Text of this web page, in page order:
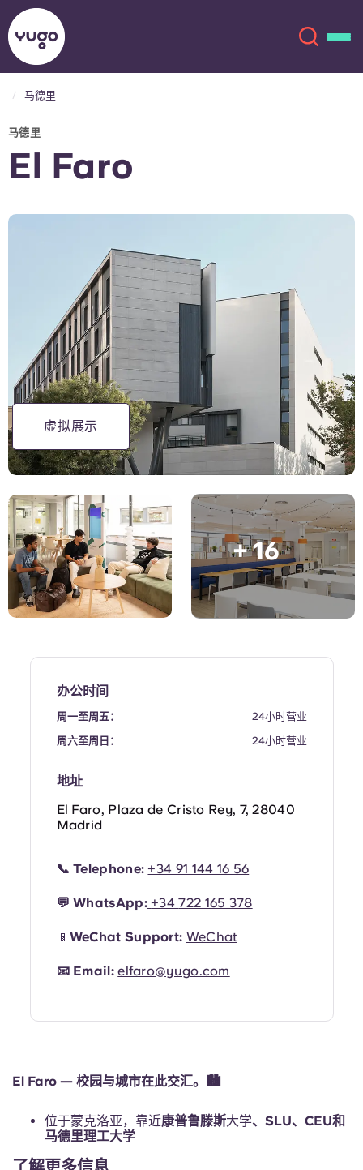
关于我们
账户 语言
English (GB)
English (US)
Chinese
Español
Català
Deutsch
选择一个国家
选择一个城市
立即预订
English (US)
Chinese Español
Català
Italian French
Portuguese
马德里
马德里
El Faro
+ 16
虚拟展示
El Faro — 校园与城市在此交汇。🏙️
位于蒙克洛亚，靠近康普鲁滕斯大学、SLU、CEU和
马德里理工大学
办公时间
周一至周五：
24小时营业
周六至周日：
24小时营业
地址
El Faro, Plaza de Cristo Rey, 7, 28040
Madrid
📞Telephone: +34 91 144 16 56
💬 WhatsApp: +34722 165 378
📱 WeChat Support: WeChat
📧 Email:elfaro@yugo.com